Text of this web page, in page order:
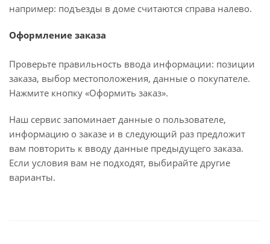
например: подъезды в доме считаются справа налево.
Оформление заказа
Проверьте правильность ввода информации: позиции
заказа, выбор местоположения, данные о покупателе.
Нажмите кнопку «Оформить заказ».
Наш сервис запоминает данные о пользователе,
информацию о заказе и в следующий раз предложит
вам повторить к вводу данные предыдущего заказа.
Если условия вам не подходят, выбирайте другие
варианты.